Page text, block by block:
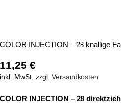
COLOR INJECTION – 28 knallige
11,25 €
inkl. MwSt. zzgl. Versandkosten
COLOR INJECTION – 28